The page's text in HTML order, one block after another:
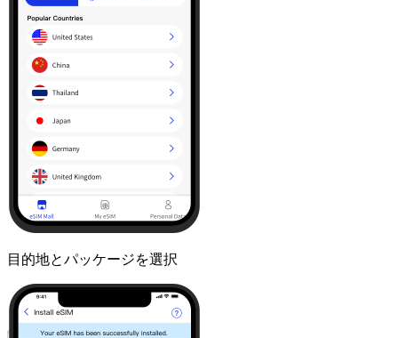
目的地とパッケージを選択